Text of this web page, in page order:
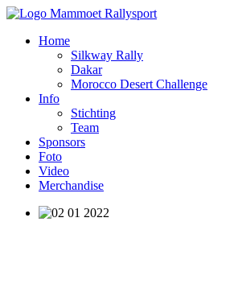
Home
Silkway Rally
Dakar
Morocco Desert Challenge
Info
Stichting
Team
Sponsors
Foto
Video
Merchandise